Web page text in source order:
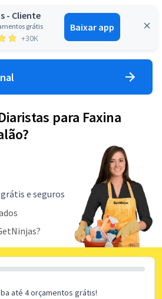
- Cliente
grátis
+30K
Baixar app
Entrar
para Faxina
e seguros
até 4 orçamentos grátis!